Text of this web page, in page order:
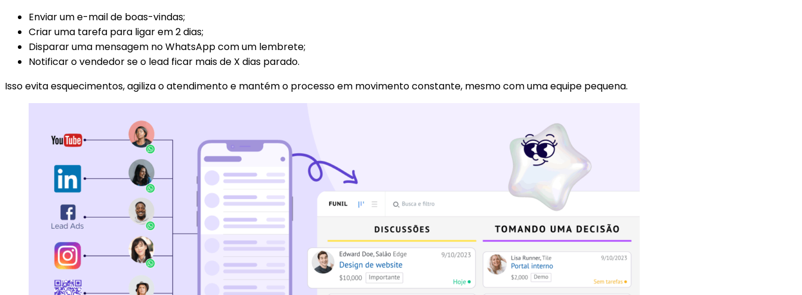
Enviar um e-mail de boas-vindas;
Criar uma tarefa para ligar em 2 dias;
Disparar uma mensagem no WhatsApp com um lembrete;
Notificar o vendedor se o lead ficar mais de X dias parado.
Isso evita esquecimentos, agiliza o atendimento e mantém o processo em movimento constante, mesmo com uma equipe pequena.